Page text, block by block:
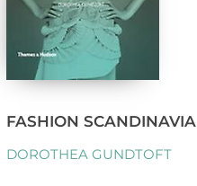
FASHION SCANDINAVIA
DOROTHEA GUNDTOFT